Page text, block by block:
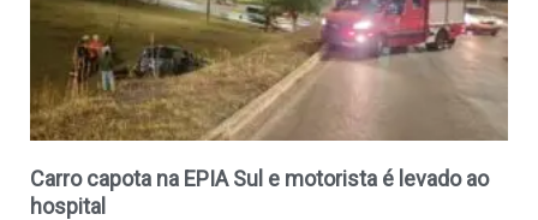
Carro capota na EPIA Sul e motorista é levado ao
hospital